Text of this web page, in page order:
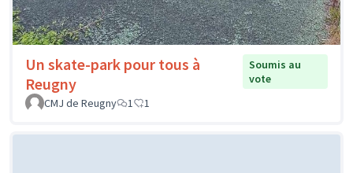
Un skate-park pour tous à
Reugny
Soumis au
vote
CMJ de Reugny
1 1